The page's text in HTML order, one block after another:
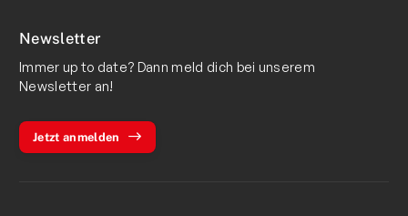
Newsletter
Immer up to date? Dann meld dich bei unserem
Newsletter an!
Jetzt anmelden